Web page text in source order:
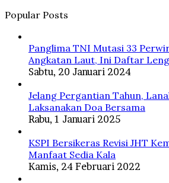
Popular Posts
Panglima TNI Mutasi 33
Angkatan Laut, Ini Daftar
Sabtu, 20 Januari 2024
Jelang Pergantian Tahun,
Laksanakan Doa Bersama
Rabu, 1 Januari 2025
KSPI Bersikeras Revisi JHT
Manfaat Sedia Kala
Kamis, 24 Februari 2022